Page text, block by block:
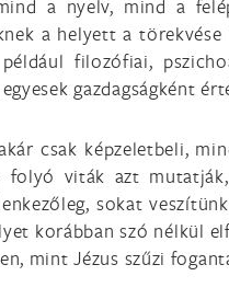
a nyelv, mind a
a helyett a
filozófiai,
gazdagságként
csak képzeletbeli,
folyó viták azt
sokat
korábban szó nélkül
mint Jézus szűzi